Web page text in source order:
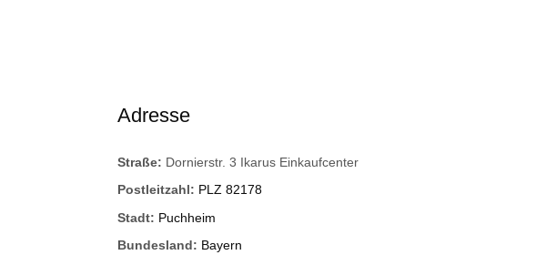
Adresse
Straße: Dornierstr. 3 Ikarus Einkaufcenter
Postleitzahl: PLZ 82178
Stadt: Puchheim
Bundesland: Bayern